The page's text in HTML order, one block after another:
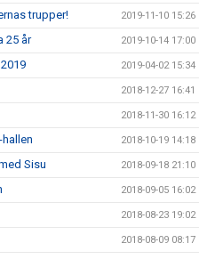
trupper! 2019-11-10 15:26
25 år 2019-10-14 17:00
2019-04-02 15:34
2018-12-27 16:41
2018-11-30 16:12
2018-10-19 14:18
Sisu 2018-09-18 21:10
2018-09-05 16:02
2018-08-23 19:02
2018-08-09 08:17